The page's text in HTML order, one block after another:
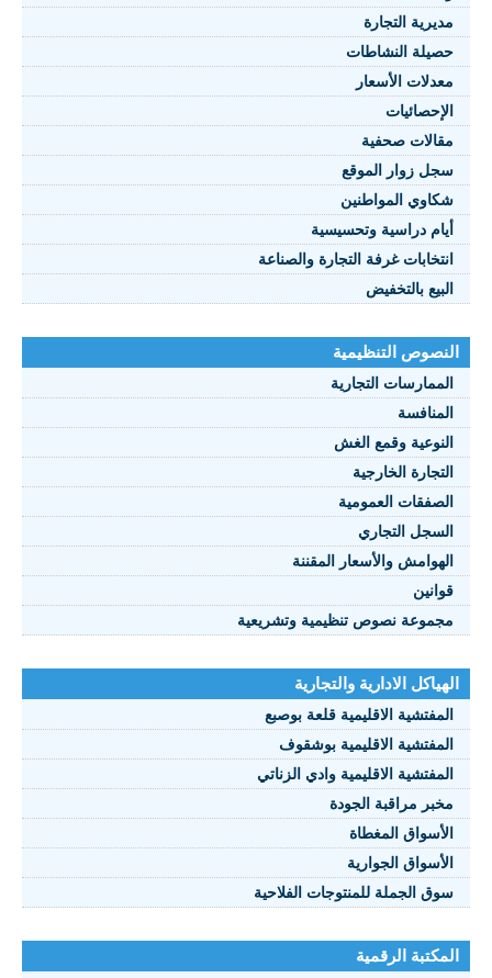
النصوص 2021
FRANÇAIS
مديرية التجارة
حصيلة النشاطات
معدلات الأسعار
الإحصائيات
مقالات صحفية
سجل زوار الموقع
شكاوي المواطنين
أيام دراسية وتحسيسية
انتخابات غرفة التجارة والصناعة
البيع بالتخفيض
النصوص التنظيمية
الممارسات التجارية
المنافسة
النوعية وقمع الغش
التجارة الخارجية
الصفقات العمومية
السجل التجاري
الهوامش والأسعار المقننة
قوانين
مجموعة نصوص تنظيمية وتشريعية
الهياكل الادارية والتجارية
المفتشية الاقليمية قلعة بوصبع
المفتشية الاقليمية بوشقوف
المفتشية الاقليمية وادي الزناتي
مخبر مراقبة الجودة
الأسواق المغطاة
الأسواق الجوارية
سوق الجملة للمنتوجات الفلاحية
المكتبة الرقمية